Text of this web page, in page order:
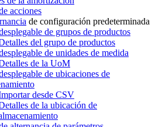
acciones
de configuración predeterminada
de grupos de productos
del grupo de productos
de unidades de medida
de la UoM
de ubicaciones de
desde CSV
de la ubicación de